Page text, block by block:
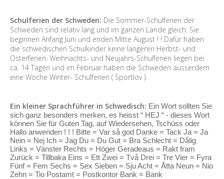
Schulferien der Schweden: Die Sommer-Schulferien der
Schweden sind relativ lang und im ganzen Lande gleich. Sie
beginnen Anfang Juni und enden Mitte August ! ! Dafür haben
die schwedischen Schulkinder keine längeren Herbst- und
Osterferien. Weihnachts- und Neujahrs-Schulferien liegen bei
ca. 14 Tagen und im Februar haben die Schweden ausserdem
eine Woche Winter- Schulferien ( Sportlov ).
Ein kleiner Sprachführer in Schwedisch: Ein Wort sollten Sie
sich ganz besonders merken, es heisst “ HEJ “ - dieses Wort
können Sie für Guten Tag, auf Wiedersehen, Tschüss oder
Hallo anwenden ! ! ! Bitte = Var så god Danke = Tack Ja = Ja
Nein = Nej Ich = Jag Du = Du Gut = Bra Schlecht = Dålig
Links = Vänster Rechts = Höger Geradeaus = Rakt fram
Zurück = Tillbaka Eins = Ett Zwei = Två Drei = Tre Vier = Fyra
Fünf = Fem Sechs = Sex Sieben = Sju Acht = Åtta Neun = Nio
Zehn = Tio Postamt = Postkontor Bank = Bank